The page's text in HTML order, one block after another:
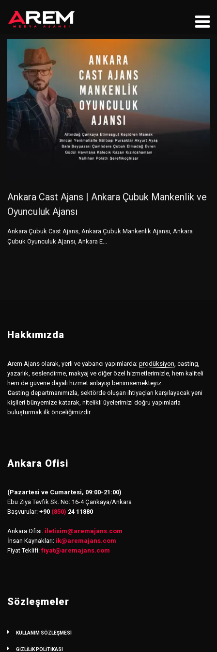
Ankara Cast Ajans | Ankara Çubuk Mankenlik ve
Oyunculuk Ajansı
Ankara Çubuk Cast Ajans, Ankara Çubuk Mankenlik Ajansı, Ankara
Çubuk Oyunculuk Ajansı, Ankara E...
Hakkımızda
Arem Ajans olarak, yerli ve yabancı yapımlarda; prodüksiyon, casting,
yazarlık, seslendirme, makyaj ve diğer özel hizmetlerimizle, hem kaliteli
hem de güvene dayalı hizmet anlayışı benimsemekteyiz.
Casting departmanımızla, sektörde oluşan ihtiyaçları karşılayacak yeni
kişileri bünyemize katarak, nitelikli üyelerimizi doğru yapımlarla
buluşturmak ilk önceliğimizdir.
Ankara Ofisi
(Pazartesi ve Cumartesi, 09:00-21:00)
Ebu Ziya Tevfik Sk. No: 16-4 Çankaya/Ankara
Başvurular: +90 (850) 24 11880
Ankara Ofisi: iletisim@aremajans.com
İnsan Kaynakları: ik@aremajans.com
Fiyat Teklifi: fiyat@aremajans.com
Sözleşmeler
KULLANIM SÖZLEŞMESİ
GİZLİLİK POLİTİKASI